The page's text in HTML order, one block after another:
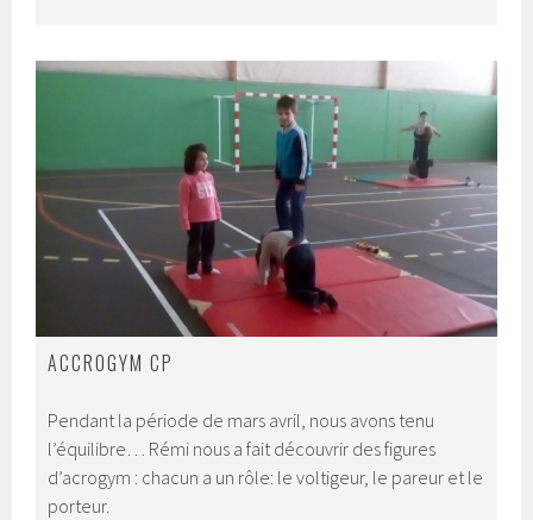
ACCROGYM CP
Pendant la période de mars avril, nous avons tenu
l’équilibre… Rémi nous a fait découvrir des figures
d’acrogym : chacun a un rôle: le voltigeur, le pareur et le
porteur.